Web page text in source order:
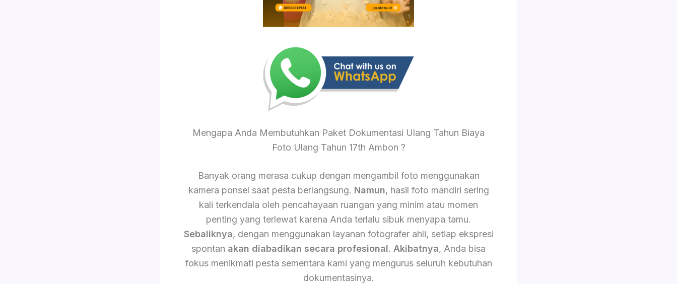
Mengapa Anda Membutuhkan Paket Dokumentasi Ulang Tahun Biaya
Foto Ulang Tahun 17th Ambon ?
Banyak orang merasa cukup dengan mengambil foto menggunakan
kamera ponsel saat pesta berlangsung. Namun, hasil foto mandiri sering
kali terkendala oleh pencahayaan ruangan yang minim atau momen
penting yang terlewat karena Anda terlalu sibuk menyapa tamu.
Sebaliknya, dengan menggunakan layanan fotografer ahli, setiap ekspresi
spontan akan diabadikan secara profesional. Akibatnya, Anda bisa
fokus menikmati pesta sementara kami yang mengurus seluruh kebutuhan
dokumentasinya.